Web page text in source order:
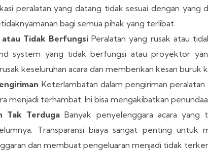
peralatan yang datang tidak sesuai dengan yang
bagi semua pihak yang terlibat.
atau Tidak BerfungsiPeralatan yang rusak atau
system yang tidak berfungsi atau proyektor
keseluruhan acara dan memberikan kesan buruk
Keterlambatan dalam pengiriman
menjadi terhambat. Ini bisa mengakibatkan
Tak Terduga Banyak penyelenggara acara
Transparansi biaya sangat penting untuk
dan membuat pengeluaran menjadi tidak